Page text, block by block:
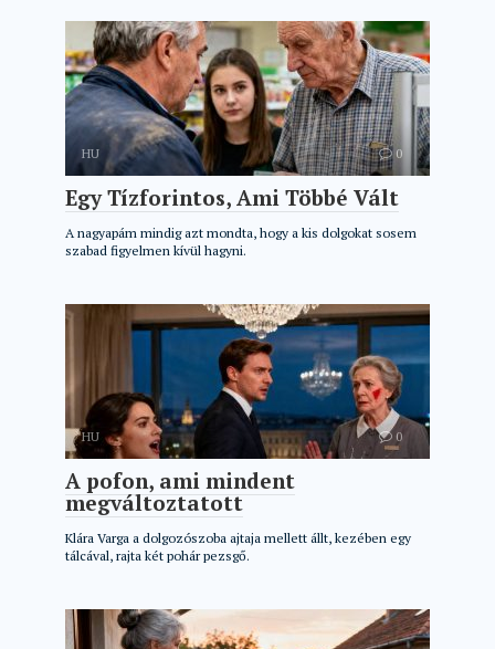
HU 0
Egy Tízforintos, Ami Többé Vált
A nagyapám mindig azt mondta, hogy a kis dolgokat sosem
szabad figyelmen kívül hagyni.
HU 0
A pofon, ami mindent
megváltoztatott
Klára Varga a dolgozószoba ajtaja mellett állt, kezében egy
tálcával, rajta két pohár pezsgő.